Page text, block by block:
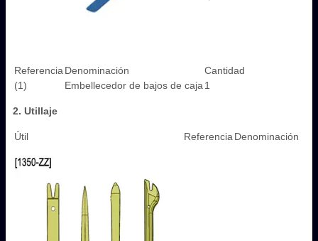
Referencia Denominación
Cantidad
(1)
Embellecedor de bajos de caja 1
2. Utillaje
Útil Referencia Denominación